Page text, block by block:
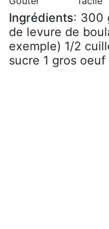
Ingrédients: 300
de levure de
exemple) 1/2
sucre 1 gros